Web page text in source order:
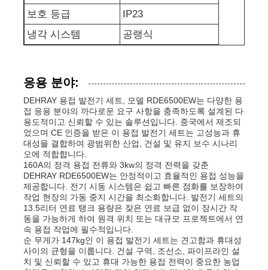
저소음 발생기
발전기 유지보수
용접 발전기 세트
발전기 디젤 엔진
하수 펌프
보호 등급
IP23
냉각 시스템
공랭식
응용 분야:
DEHRAY 용접 발전기 세트, 모델 RDE6500EW는 다양한 용
접 응용 분야의 까다로운 요구 사항을 충족하도록 설계된 다
용도적이고 신뢰할 수 있는 솔루션입니다. 중국에서 제조되
었으며 CE 인증을 받은 이 용접 발전기 세트는 고성능과 휴
대성을 결합하여 광범위한 산업, 건설 및 유지 보수 시나리
오에 적합합니다.
160A의 정격 용접 전류와 3kw의 정격 전력을 갖춘
DEHRAY RDE6500EW는 안정적이고 효율적인 용접 성능을
제공합니다. 전기 시동 시스템은 쉽고 빠른 점화를 보장하여
작업 현장의 가동 중지 시간을 최소화합니다. 발전기 세트의
13.5리터 연료 탱크 용량은 잦은 연료 보급 없이 장시간 작
동을 가능하게 하여 원격 위치 또는 대규모 프로젝트에서 연
속 용접 작업에 필수적입니다.
순 무게가 147kg인 이 용접 발전기 세트는 견고함과 휴대성
사이의 균형을 이룹니다. 건설 구역, 조선소, 파이프라인 설
치 및 신뢰할 수 있고 휴대 가능한 용접 전력이 중요한 농업